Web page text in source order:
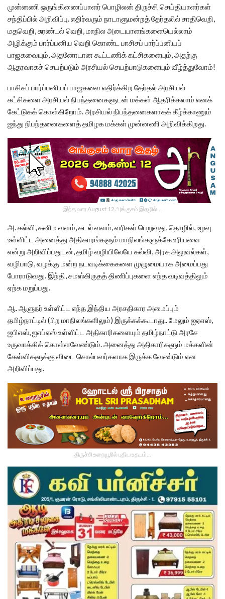
முன்னணி ஒருங்கிணைப்பாளர் பொழிலன் திருச்சி செய்தியாளர்கள்
சந்திப்பில் அறிவிப்பு. எதிர்வரும்‌ நாடாளுமன்றத்‌ தேர்தலில்‌ சாதிவெறி,
மதவெறி, சுரண்டல்‌ வெறி, மாநில அடையாளங்களையெல்லாம்‌
அழிக்கும்‌ பார்ப்பனிய வெறி கொண்ட பாசிசப் பார்ப்பனியப்
பாஜகவையும்‌, அதனோடான கூட்டணிக்‌ கட்சிகளையும்‌, அதற்கு
ஆதரவாகச்‌ செயற்படும்‌ அரசியல்‌ செயற்பாடுகளையும்‌ வீழ்த்துவோம்‌!
பாசிசப் பார்ப்பனியப் பாஜகவை எதிர்க்கிற தேர்தல்‌ அரசியல்‌
கட்சிகளை அரசியல்‌ நிபந்தனைகளுடன்‌ மக்கள்‌ ஆதரிக்கலாம்‌ எனக்‌
கேட்டுகக் கொள்கிறோம்‌. அரசியல்‌ நிபந்தனைகளாகக்‌ கீழ்க்காணும்‌
ஐந்து நிபந்தனைகளைத்‌ தமிழக மக்கள்‌ முன்னணி அறிவிக்கிறது.
இந்த வார August 12 அங்குசம் இதழில்…
அ. கல்வி, கனிம வளம்‌, கடல்‌ வளம்‌, வரிகள்‌ பெறுவது, தொழில்‌, உழவு
உள்ளிட்ட அனைத்து அதிகாரங்களும்‌ மாநிலங்களுக்கே உரியவை
என்று அறிவிப்பதுடன்‌, தமிழ்‌ வழியிலேயே கல்வி, அரசு அலுவல்கள்‌,
வழிபாடு, வழக்கு மன்ற நடவடிக்கைகளை முழுமையாக அமைப்பது
போராடுவது. இந்தி, சமஸ்கிருதத்‌ திணிப்புகளை எந்த வடிவத்திலும்‌
ஏற்க மறுப்பது.
ஆ. ஆளுநர்‌ உள்ளிட்ட எந்த இந்திய அரசதிகார அமைப்பும்‌
தமிழ்நாட்டில்‌ (பிற மாநிலங்களிலும்‌) இருக்கக்‌கூடாது.. மேலும்‌ ஐஏஎஸ்‌,
ஐபிஎஸ்‌, ஐஎப்‌எஸ்‌ உள்ளிட்ட அதிகாரிகளையும்‌ தமிழ்நாட்டு அரசே
உருவாக்கிக்‌ கொள்ளவேண்டும்‌. அனைத்து அதிகாரிகளும்‌ மக்களின்‌
கேள்விகளுக்கு விடை சொல்பவர்களாக இருக்க வேண்டும்‌ என
அறிவிப்பது.
திருச்சி உறையூரில் புதிய உதயம்...